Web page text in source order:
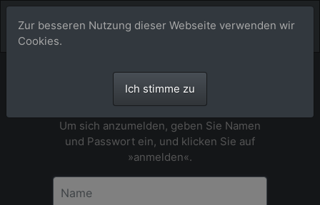
Anmeldung
Um sich anzumelden, geben Sie Namen
und Passwort ein, und klicken Sie auf
»anmelden«.
Zur besseren Nutzung dieser Webseite verwenden wir
Cookies.
Ich stimme zu